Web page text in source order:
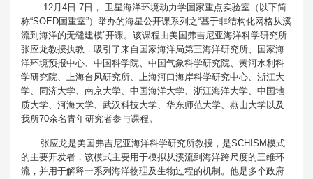
12月4日-7日， 卫星海洋环境动力学国家重点实验室（以下简
称“SOED国重室”）举办的海星公开课系列之“基于非结构化网格从溪
流到海洋的无缝建模”开课。该课程由美国弗吉尼亚海洋科学研究所
张应龙教授执教，吸引了来自国家海洋局第三海洋研究所、国家海
洋环境预报中心、中国科学院、中国气象科学研究院、黄河水利科
学研究院、上海台风研究所、上海河口海岸科学研究中心、浙江大
学、同济大学、南京大学、中国海洋大学、浙江海洋大学、中国地
质大学、河海大学、武汉科技大学、华东师范大学、燕山大学以及
我所70余名青年研究者参与课程。
张应龙是美国弗吉尼亚海洋科学研究所教授，是SCHISM模式
的主要开发者，该模式主要用于模拟从溪流到海洋跨尺度的三维环
流，并用于解释一系列海洋物理及生物过程的机制。他是多个政府